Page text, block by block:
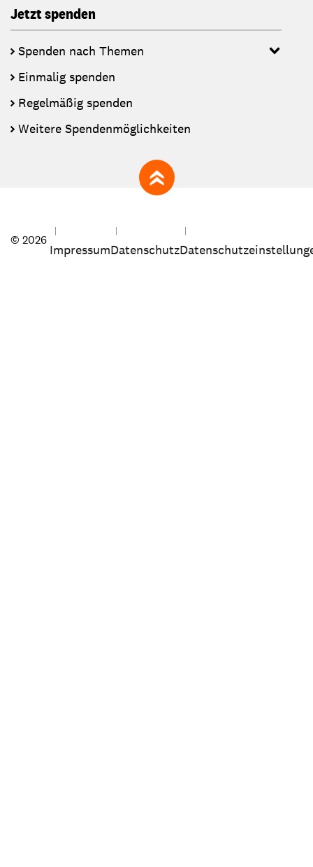
Jetzt spenden
Spenden nach Themen
Einmalig spenden
Regelmäßig spenden
Weitere Spendenmöglichkeiten
zum Seitenanfang
© 2026
ImpressumDatenschutz